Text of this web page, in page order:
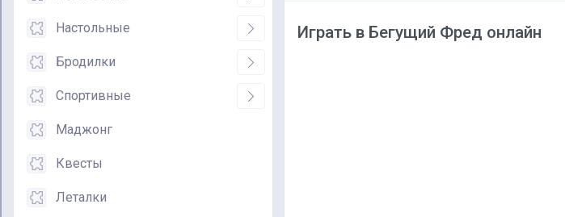
Настольные
Бродилки
Спортивные
Маджонг
Квесты
Леталки
Играть в Бегущий Фред онлайн